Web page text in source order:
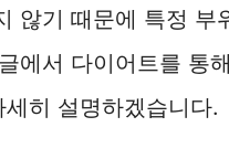
않기 때문에 특정 부
에서 다이어트를 통
세히 설명하겠습니다